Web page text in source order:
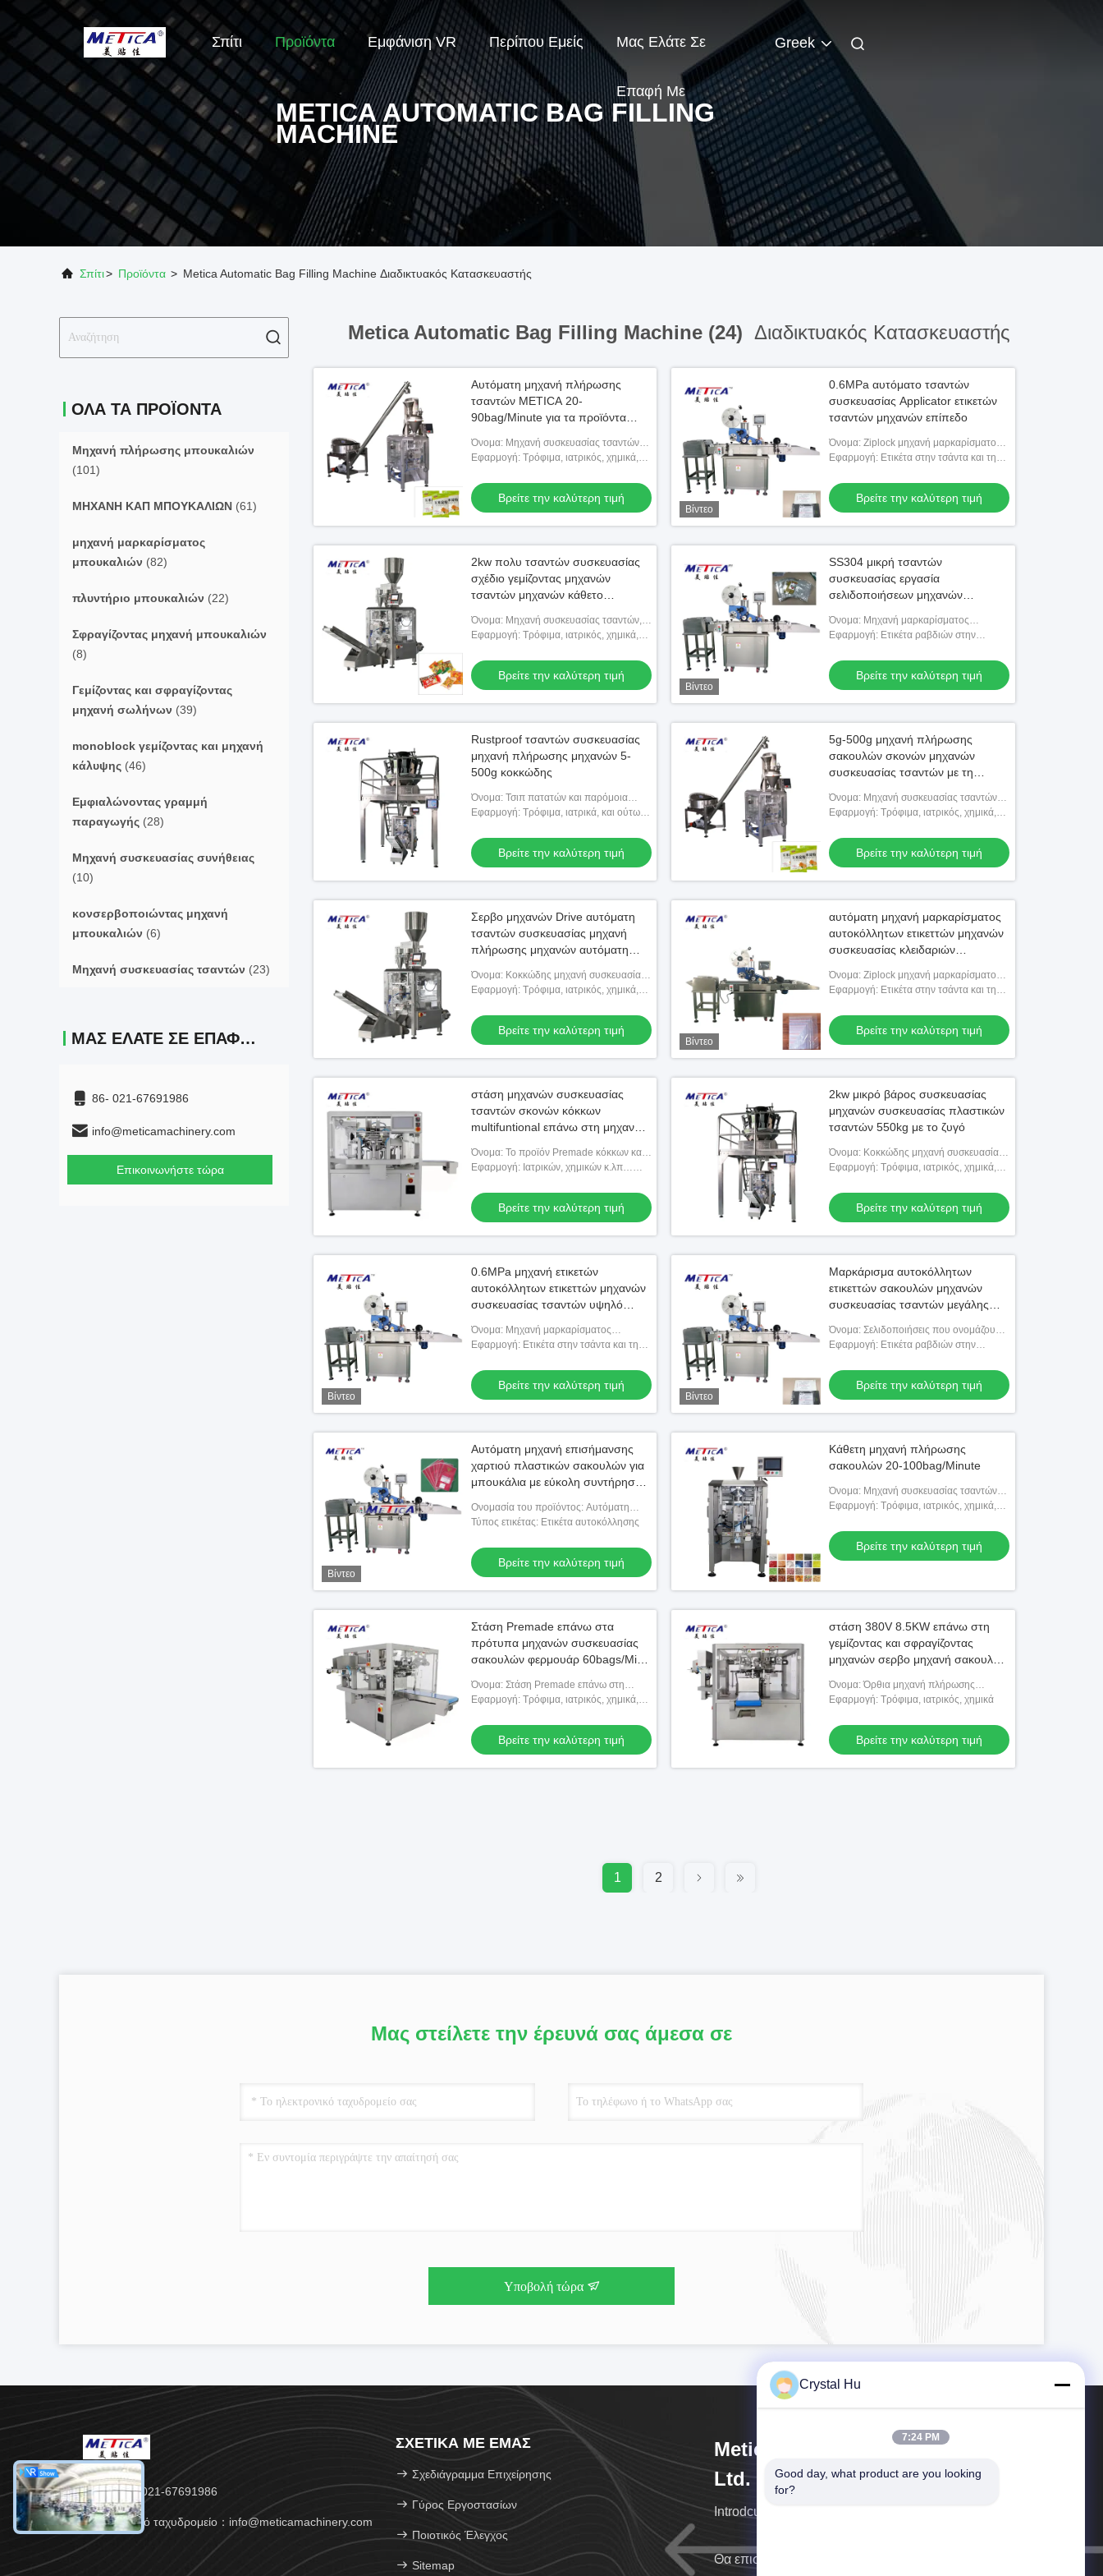
Σπίτι Προϊόντα Εμφάνιση VR Περίπου Εμείς Μας Ελάτε Σε
Επαφή Με
Greek
METICA AUTOMATIC BAG FILLING
MACHINE
Σπίτι> Προϊόντα > Metica Automatic Bag Filling Machine Διαδικτυακός Κατασκευαστής
ΌΛΑ ΤΑ ΠΡΟΪΌΝΤΑ
Μηχανή πλήρωσης μπουκαλιών
(101)
ΜΗΧΑΝΗ ΚΑΠ ΜΠΟΥΚΑΛΙΩΝ (61)
μηχανή μαρκαρίσματος
μπουκαλιών (82)
πλυντήριο μπουκαλιών (22)
Σφραγίζοντας μηχανή μπουκαλιών
(8)
Γεμίζοντας και σφραγίζοντας
μηχανή σωλήνων (39)
monoblock γεμίζοντας και μηχανή
κάλυψης (46)
Εμφιαλώνοντας γραμμή
παραγωγής (28)
Μηχανή συσκευασίας συνήθειας
(10)
κονσερβοποιώντας μηχανή
μπουκαλιών (6)
Μηχανή συσκευασίας τσαντών (23)
ΜΑΣ ΕΛΆΤΕ ΣΕ ΕΠΑΦΉ ΜΕ
86- 021-67691986
info@meticamachinery.com
Επικοινωνήστε τώρα
Metica Automatic Bag Filling Machine (24) Διαδικτυακός Κατασκευαστής
Αυτόματη μηχανή πλήρωσης
τσαντών METICA 20-
90bag/Minute για τα προϊόντα
Όνομα: Μηχανή συσκευασίας τσαντών
προϊόντων προϊόντων αμύλου, μηχανή
Εφαρμογή: Τρόφιμα, ιατρικός, χημικά,
Βρείτε την καλύτερη τιμή
Βίντεο
0.6MPa αυτόματο τσαντών
συσκευασίας Applicator ετικετών
τσαντών μηχανών επίπεδο
Όνομα: Ziplock μηχανή μαρκαρίσματος
τσαντών, επίπεδη μηχανή
Εφαρμογή: Ετικέτα στην τσάντα και την
Βρείτε την καλύτερη τιμή
2kw πολυ τσαντών συσκευασίας
σχέδιο γεμίζοντας μηχανών
τσαντών μηχανών κάθετο
Όνομα: Μηχανή συσκευασίας τσαντών,
μηχανή πλήρωσης τσαντών
Εφαρμογή: Τρόφιμα, ιατρικός, χημικά,
Βρείτε την καλύτερη τιμή
Βίντεο
SS304 μικρή τσαντών
συσκευασίας εργασία
σελιδοποιήσεων μηχανών
Όνομα: Μηχανή μαρκαρίσματος
τσαντών, επίπεδη μηχανή
Εφαρμογή: Ετικέτα ραβδιών στην
παρόμοια προϊόντα
Βρείτε την καλύτερη τιμή
Rustproof τσαντών συσκευασίας
μηχανή πλήρωσης μηχανών 5-
500g κοκκώδης
Όνομα: Τσιπ πατατών και παρόμοια
μηχανή συσκευασίας τσαντών
Εφαρμογή: Τρόφιμα, ιατρικά, και ούτω
Βρείτε την καλύτερη τιμή
5g-500g μηχανή πλήρωσης
σακουλών σκονών μηχανών
συσκευασίας τσαντών με τη
Όνομα: Μηχανή συσκευασίας τσαντών
προϊόντων προϊόντων αμύλου, μηχανή
Εφαρμογή: Τρόφιμα, ιατρικός, χημικά,
Βρείτε την καλύτερη τιμή
Σερβο μηχανών Drive αυτόματη
τσαντών συσκευασίας μηχανή
πλήρωσης μηχανών αυτόματη
Όνομα: Κοκκώδης μηχανή συσκευασίας
τσαντών προϊόντων, μηχανή πλήρωσης
Εφαρμογή: Τρόφιμα, ιατρικός, χημικά,
Βρείτε την καλύτερη τιμή
Βίντεο
αυτόματη μηχανή μαρκαρίσματος
αυτοκόλλητων ετικεττών μηχανών
συσκευασίας κλειδαριών
Όνομα: Ziplock μηχανή μαρκαρίσματος
τσαντών, επίπεδη μηχανή
Εφαρμογή: Ετικέτα στην τσάντα και την
Βρείτε την καλύτερη τιμή
στάση μηχανών συσκευασίας
τσαντών σκονών κόκκων
multifuntional επάνω στη μηχανή
Όνομα: Το προϊόν Premade κόκκων και
σκονών στέκεται επάνω τη μηχανή
φερμουάρ
Εφαρμογή: Ιατρικών, χημικών κ.λπ…
Βρείτε την καλύτερη τιμή
2kw μικρό βάρος συσκευασίας
μηχανών συσκευασίας πλαστικών
τσαντών 550kg με το ζυγό
Όνομα: Κοκκώδης μηχανή συσκευασίας
τσαντών προϊόντων
Εφαρμογή: Τρόφιμα, ιατρικός, χημικά,
Βρείτε την καλύτερη τιμή
Βίντεο
0.6MPa μηχανή ετικετών
αυτοκόλλητων ετικεττών μηχανών
συσκευασίας τσαντών υψηλό
Όνομα: Μηχανή μαρκαρίσματος
τσαντών, επίπεδη μηχανή
Εφαρμογή: Ετικέτα στην τσάντα και την
Βρείτε την καλύτερη τιμή
Βίντεο
Μαρκάρισμα αυτοκόλλητων
ετικεττών σακουλών μηχανών
συσκευασίας τσαντών μεγάλης
Όνομα: Σελιδοποιήσεις που ονομάζουν
τη μηχανή, μηχανή μαρκαρίσματος
Εφαρμογή: Ετικέτα ραβδιών στην
Βρείτε την καλύτερη τιμή
Βίντεο
Αυτόματη μηχανή επισήμανσης
χαρτιού πλαστικών σακουλών για
μπουκάλια με εύκολη συντήρηση
Ονομασία του προϊόντος: Αυτόματη
μηχανή μαρκαρίσματος
Τύπος ετικέτας: Ετικέτα αυτοκόλλησης
Βρείτε την καλύτερη τιμή
Κάθετη μηχανή πλήρωσης
σακουλών 20-100bag/Minute
Όνομα: Μηχανή συσκευασίας τσαντών
τσαντών καρυδιών, μηχανή πλήρωσης
Εφαρμογή: Τρόφιμα, ιατρικός, χημικά,
Βρείτε την καλύτερη τιμή
Στάση Premade επάνω στα
πρότυπα μηχανών συσκευασίας
σακουλών φερμουάρ 60bags/Min
Όνομα: Στάση Premade επάνω στη
μηχανή συσκευασίας τσαντών Doypack
Εφαρμογή: Τρόφιμα, ιατρικός, χημικά,
Βρείτε την καλύτερη τιμή
στάση 380V 8.5KW επάνω στη
γεμίζοντας και σφραγίζοντας
μηχανών σερβο μηχανή σακουλών
Όνομα: Όρθια μηχανή πλήρωσης
σακουλών
Εφαρμογή: Τρόφιμα, ιατρικός, χημικά
Βρείτε την καλύτερη τιμή
1 2
Μας στείλετε την έρευνά σας άμεσα σε
Υποβολή τώρα
Τηλ.：86- 021-67691986
Ηλεκτρονικό ταχυδρομείο：info@meticamachinery.com
ΣΧΕΤΙΚΆ ΜΕ ΕΜΆΣ
Σχεδιάγραμμα Επιχείρησης
Γύρος Εργοστασίων
Ποιοτικός Έλεγχος
Sitemap
Metica Machinery (Shanghai) Co.,
Ltd.
Introdcution μηχανημάτων Metica
Θα επιστρέψουμε σε σας το συντομότερο δυνατό.
Crystal Hu
7:24 PM
Good day, what product are you looking
for?